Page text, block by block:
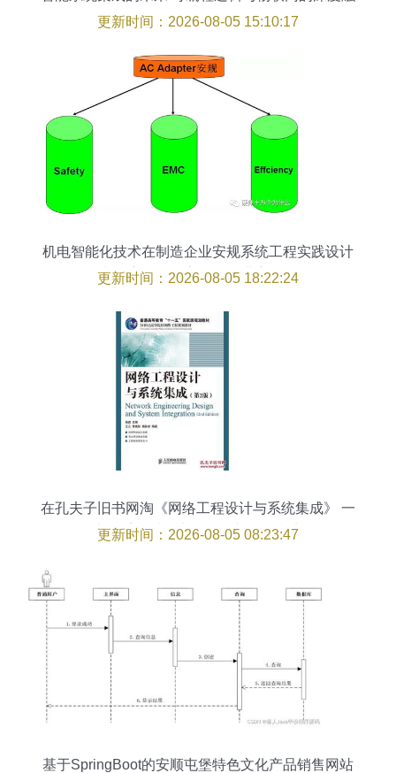
合
更新时间：2026-08-05 15:10:17
机电智能化技术在制造企业安规系统工程实践设计
中的应用——高级研修讲座侧记
更新时间：2026-08-05 18:22:24
在孔夫子旧书网淘《网络工程设计与系统集成》 一
本二手教材的实用价值与环保意义
更新时间：2026-08-05 08:23:47
基于SpringBoot的安顺屯堡特色文化产品销售网站